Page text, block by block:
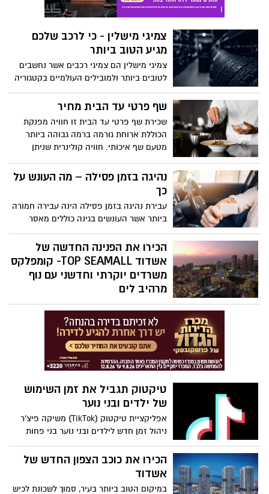
צמיגי מישלין - כי לרכב שלכם
מגיע הטוב ביותר
צמיגי מישלין הם צמיגי רכבים אשר נחשבים
לטובים ביותר ולמובילים העולמיים בקטגוריה
שלהם, זאת הודות להיותם סוג הצמיגים
היחידי אשר עורך שימוש בטכנולוגיית ה-
לציין מדוע צמיגי מישלין מיוצרים על ידי
מדובר בצמיגים אשר קיימים כבר מעל למאה
שנים ועדיין משתפרים ומשתדרגים עם הזמן.
מפאת יתרונות אלו, אין ספק כי הבחירה
בצמיגי מישלין עבור כלי הרכב שלכם היא
האפשרות היעילה והחכמה ביותר במידה
ואתם צריכים להחליף צמיג ועל כן, החלטנו
המידע החשוב על צמיגי מישלין והשימוש
שף פרטי עד הבית מחיר
שכירת שף פרטי עד הבית זו חוויה מפנקת
הכוללת ארוחת גורמה ברמה גבוהה ביותר
מטעם שף איכותי. חוויה קולינרית שניתן
המשפחה הקרובים, אבל השאלה שמסקרנת
רבים זה דווקא - כמה עולה לשכור שף פרטי
לבית?.
נהיגה בזמן פסילה – מה העונש על
כך
עבירת נהיגה בזמן פסילה הינה עבירה חמורה
ביותר אשר העונשים בגינה כוללים מאסר
בפועל לצד פסילת רישיון נהיגה לתקופה
ארוכה וממושכת.
הכירו את הפנינה החדשה של
אשדוד TOP SEAMALL- קומפלקס
משרדים יוקרתי וחדשני עם נוף
מרהיב לים
לא תרצו לפספס את פרויקט המשרדים
אלו החלה את בניית פרויקט TOP SEAMALL
היוקרתי פרויקט משרדים להשכרה בלב העיר
אשדוד, שמציב סטנדרטים חדשים לנדל"ן
בישראל, הכניסה ב2024
טיקטוק תגביל את זמן השימוש
של ילדים ובני נוער
אפליקציית טיקטוק (TikTok) משיקה פיצ’ר
ניהול זמן חדש לילדים ובני נוער בני פחות
מ-18, הכוללת הגבלה של 60 דקות זמן מסך
ביום לשימוש בטיקטוק כברירת מחדל’ עם
אפשרות להסרה והתאמה על ידי המשתמש
הכירו את כוכב הצפון החדש של
אשדוד
במיקום הטוב ביותר בעיר, סמוך לשכונת לכיש